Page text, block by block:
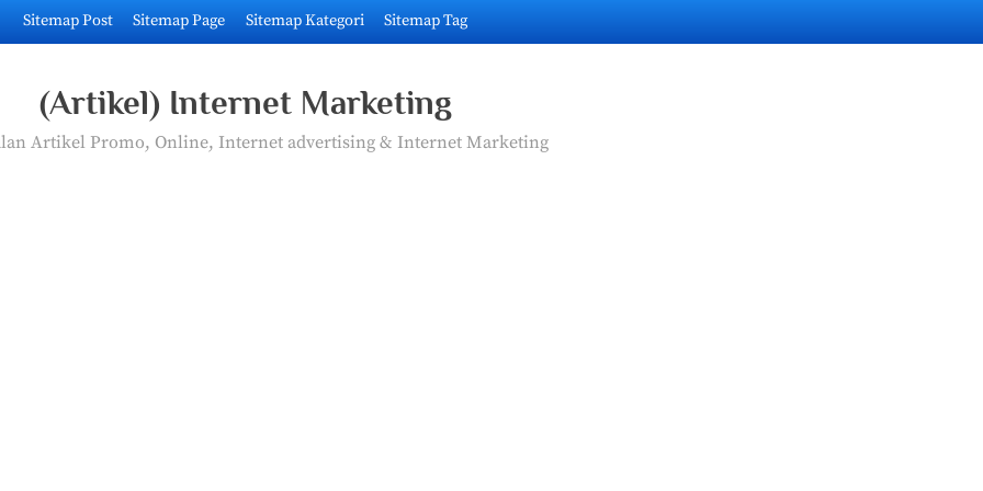
Sitemap Post Sitemap Page Sitemap Kategori Sitemap Tag
(Artikel) Internet Marketing
Artikel Promo, Online, Internet advertising & Internet Marketing